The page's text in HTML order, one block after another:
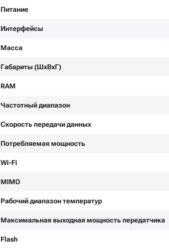
Питание
Интерфейсы
Масса
Габариты (ШxВxГ)
RAM
Частотный диапазон
Скорость передачи данных
Потребляемая мощность
Wi-Fi
MIMO
Рабочий диапазон температур
Максимальная выходная мощность передатчика
Flash